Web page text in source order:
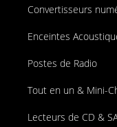
Convertisseurs
Enceintes
Postes de Radio
Tout en un & Mini-
Lecteurs de CD &